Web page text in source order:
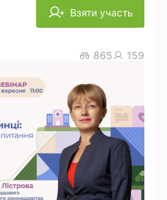
Взяти участь
865 159